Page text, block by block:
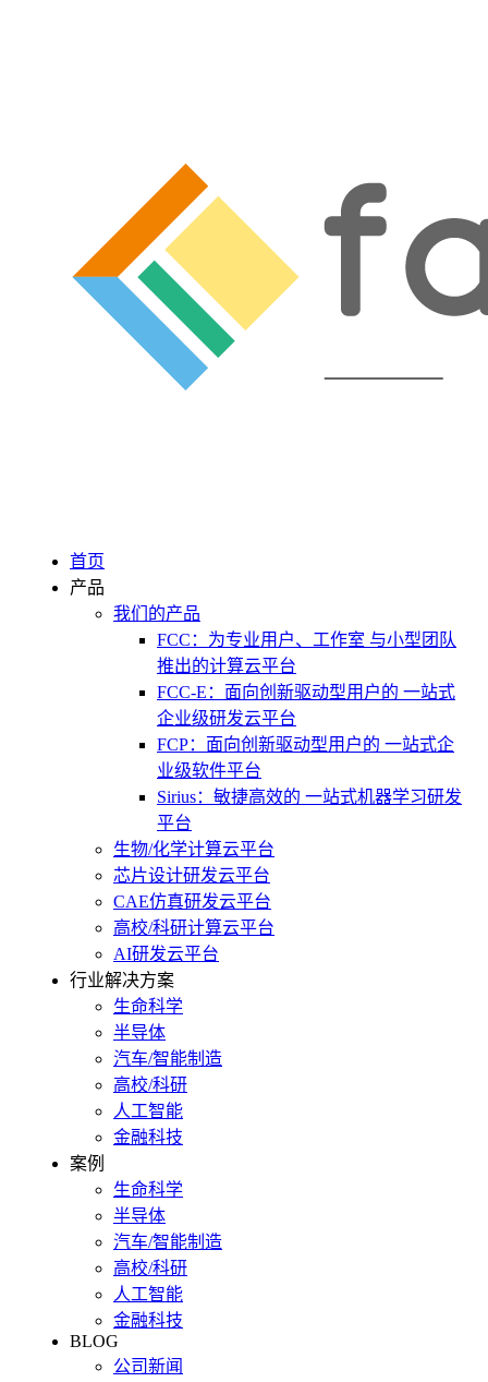
首页
产品
我们的产品
FCC：为专业用户、工作室 与小型团队
推出的计算云平台
FCC-E：面向创新驱动型用户的 一站式
企业级研发云平台
FCP：面向创新驱动型用户的 一站式企
业级软件平台
Sirius：敏捷高效的 一站式机器学习研发
平台
生物/化学计算云平台
芯片设计研发云平台
CAE仿真研发云平台
高校/科研计算云平台
AI研发云平台
行业解决方案
生命科学
半导体
汽车/智能制造
高校/科研
人工智能
金融科技
案例
生命科学
半导体
汽车/智能制造
高校/科研
人工智能
金融科技
BLOG
公司新闻